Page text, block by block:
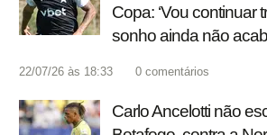
Copa: ‘Vou continuar
sonho ainda não
22/07/26 às 18:33 0 comentários
Carlo Ancelotti não